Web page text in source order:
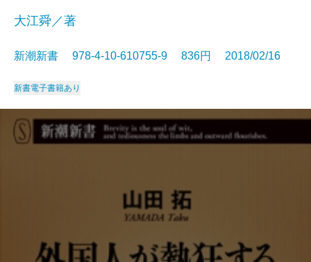
大江舜／著
新潮新書 978-4-10-610755-9 836円 2018/02/16
新書電子書籍あり